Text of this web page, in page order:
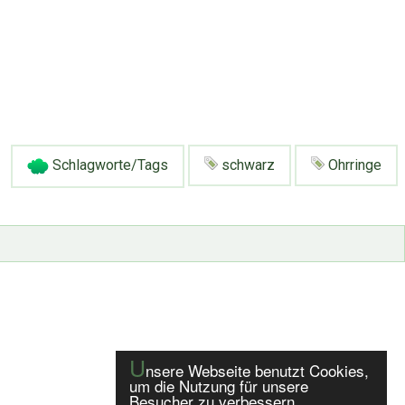
Unsere Webseite benutzt Cookies,
um die Nutzung für unsere
Schlagworte/Tags schwarz Ohrringe